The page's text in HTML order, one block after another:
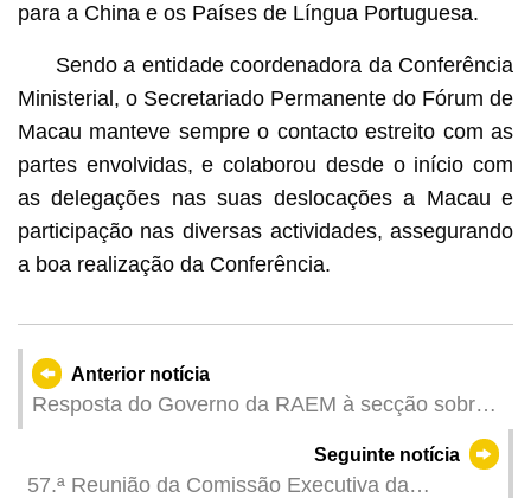
para a China e os Países de Língua Portuguesa.
Sendo a entidade coordenadora da Conferência
Ministerial, o Secretariado Permanente do Fórum de
Macau manteve sempre o contacto estreito com as
partes envolvidas, e colaborou desde o início com
as delegações nas suas deslocações a Macau e
participação nas diversas actividades, assegurando
a boa realização da Conferência.
Anterior notícia
Resposta do Governo da RAEM à secção sobre
2023" do Departamento de Estado dos EUA
Seguinte notícia
57.ª Reunião da Comissão Executiva da